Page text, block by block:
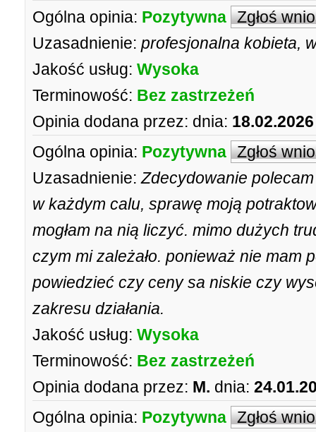
Ogólna opinia: Pozytywna Zgłoś
Uzasadnienie: profesjonalna kobieta,
Jakość usług: Wysoka
Terminowość: Bez zastrzeżeń
Opinia dodana przez: dnia:
Ogólna opinia: Pozytywna Zgłoś
Uzasadnienie: Zdecydowanie
w każdym calu, sprawę moją
mogłam na nią liczyć. mimo dużych
czym mi zależało. ponieważ nie mam
powiedzieć czy ceny sa niskie czy
zakresu działania.
Jakość usług: Wysoka
Terminowość: Bez zastrzeżeń
Opinia dodana przez: M. dnia:
Ogólna opinia: Pozytywna Zgłoś